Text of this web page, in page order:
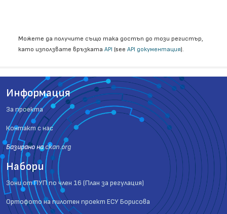
Можете да получите също така достъп до този регистър,
като използвате връзката API (see API документация).
Информация
За проекта
Контакт с нас
Базиранo наckan.org
Набори
Зони от ПУП по член 16 (План за регулация)
Ортофото на пилотен проект ЕСУ Борисова